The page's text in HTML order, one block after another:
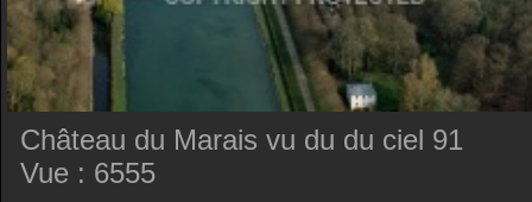
Château du Marais vu du du ciel 91
Vue : 6555